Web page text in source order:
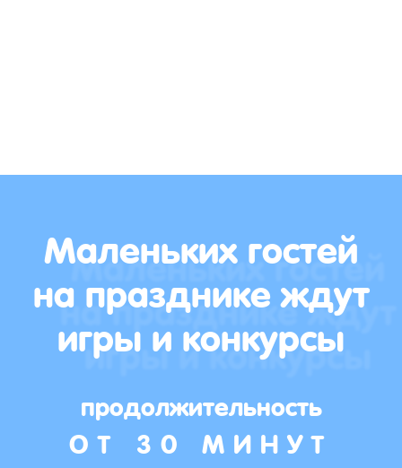
Маленьких гостей
на празднике ждут
игры и конкурсы
продолжительность
ОТ 30 МИНУТ